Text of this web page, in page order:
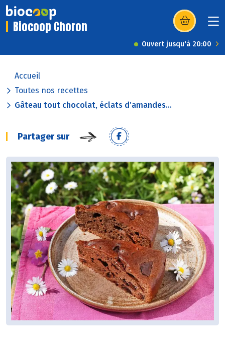
Biocoop Choron (s’ouvre dans
Ouvert jusqu'à 20:00
Accueil
Toutes nos recettes
Gâteau tout chocolat, éclats d’amandes...
Partager sur